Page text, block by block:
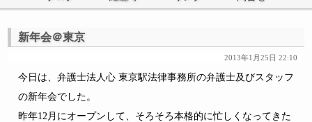
新年会＠東京
2013年1月25日 22:10
今日は、弁護士法人心 東京駅法律事務所の弁護士及びスタッフ
の新年会でした。
昨年12月にオープンして、そろそろ本格的に忙しくなってきた